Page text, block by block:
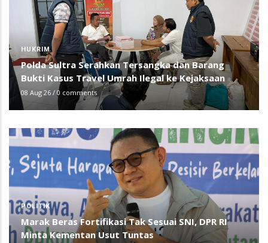
HUKRIM
Polda Sultra Serahkan Tersangka dan Barang
Bukti Kasus Travel Umrah Ilegal ke Kejaksaan
08 Aug 26 / 0 comments
POLITIK
Marak Beras Fortifikasi Tak Sesuai SNI, DPR RI
Minta Kementan Usut Tuntas